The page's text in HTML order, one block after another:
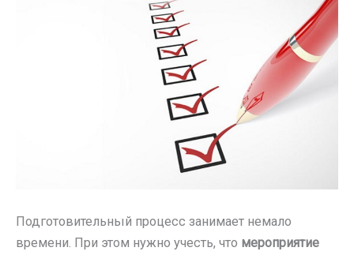
Подготовительный процесс занимает немало
времени. При этом нужно учесть, что мероприятие